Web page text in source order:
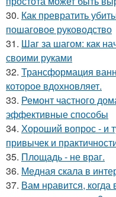
30. Как превратить
пошаговое руководство
31. Шаг за шагом: как
своими руками
32. Трансформация
которое вдохновляет.
33. Ремонт частного
эффективные способы
34. Хороший вопрос - и
привычек и
35. Площадь - не враг.
36. Медная скала в
37. Вам нравится,